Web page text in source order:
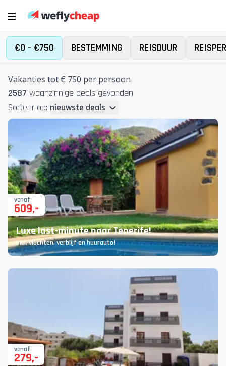
€0 - €750 BESTEMMING REISDUUR
Vakanties tot € 750 per persoon
2587 waanzinnige deals gevonden
Sorteer op: nieuwste deals
vanaf
609,-
Luxe last-minute naar Tenerife!
Incl. vluchten, verblijf en huurauto!
vanaf
279,-